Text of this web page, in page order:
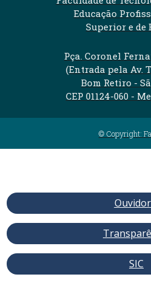
Educação
Superior e de
Pça. Coronel
(Entrada pela Av.
Bom Retiro -
CEP 01124-060 -
© Copyright:
SIC